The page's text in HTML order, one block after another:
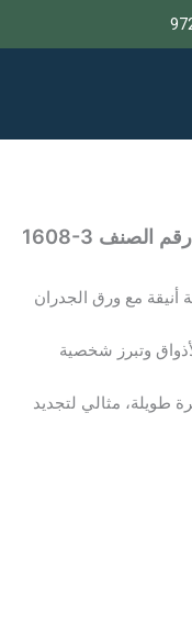
أنيقة مع ورق الجدران
وتبرز شخصية
طويلة، مثالي لتجديد